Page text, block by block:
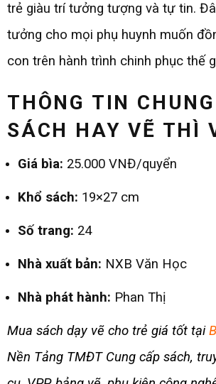
trẻ giàu trí tưởng tượng và tự tin.
tưởng cho mọi phụ huynh muốn
con trên hành trình chinh phục thế
THÔNG TIN
SÁCH HAY VẼ THÌ
Giá bìa: 25.000 VNĐ/quyển
Khổ sách: 19×27 cm
Số trang: 24
Nhà xuất bản: NXB Văn Học
Nhà phát hành: Phan Thị
Mua sách dạy vẽ cho trẻ giá tốt tại
Nền Tảng TMĐT Cung cấp sách,